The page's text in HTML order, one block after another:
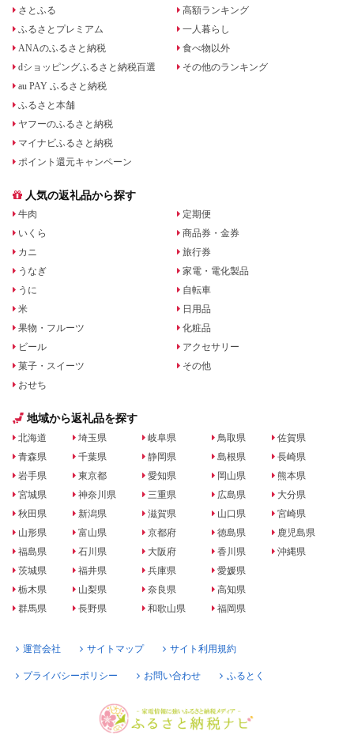
さとふる
ふるさとプレミアム
ANAのふるさと納税
dショッピングふるさと納税百選
au PAY ふるさと納税
ふるさと本舗
ヤフーのふるさと納税
マイナビふるさと納税
ポイント還元キャンペーン
高額ランキング
一人暮らし
食べ物以外
その他のランキング
人気の返礼品から探す
牛肉
いくら
カニ
うなぎ
うに
米
果物・フルーツ
ビール
菓子・スイーツ
おせち
定期便
商品券・金券
旅行券
家電・電化製品
自転車
日用品
化粧品
アクセサリー
その他
地域から返礼品を探す
北海道
青森県
岩手県
宮城県
秋田県
山形県
福島県
茨城県
栃木県
群馬県
埼玉県
千葉県
東京都
神奈川県
新潟県
富山県
石川県
福井県
山梨県
長野県
岐阜県
静岡県
愛知県
三重県
滋賀県
京都府
大阪府
兵庫県
奈良県
和歌山県
鳥取県
島根県
岡山県
広島県
山口県
徳島県
香川県
愛媛県
高知県
福岡県
佐賀県
長崎県
熊本県
大分県
宮崎県
鹿児島県
沖縄県
運営会社 サイトマップ サイト利用規約
プライバシーポリシー お問い合わせ ふるとく